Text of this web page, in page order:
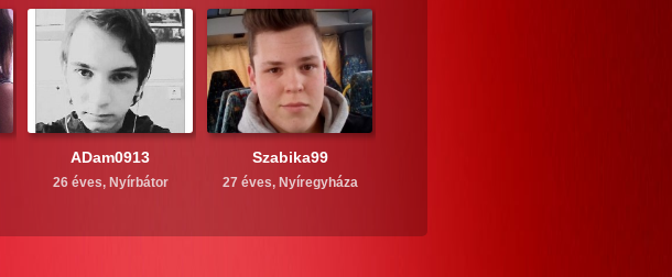
ADam0913
26 éves, Nyírbátor
Szabika99
27 éves, Nyíregyháza